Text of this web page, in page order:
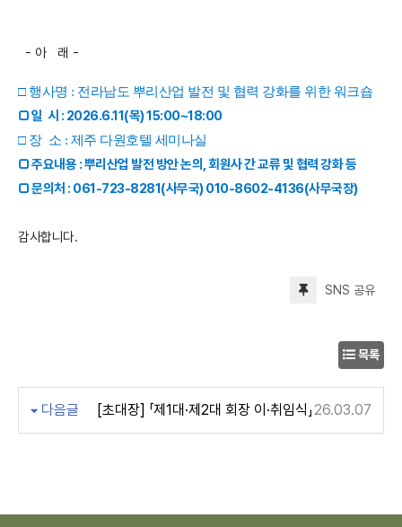
- 아 래 -
□ 행사명 : 전라남도 뿌리산업 발전 및 협력 강화를 위한 워크숍
□ 일 시 : 2026.6.11(목) 15:00~18:00
□ 장 소 : 제주 다원호텔 세미나실
□ 주요내용 : 뿌리산업 발전 방안 논의, 회원사 간 교류 및 협력 강화 등
□ 문의처 : 061-723-8281(사무국) 010-8602-4136(사무국장)
감사합니다.
SNS 공유
목록
다음글 [초대장] 「제1대·제2대 회장 이·취임식」26.03.07